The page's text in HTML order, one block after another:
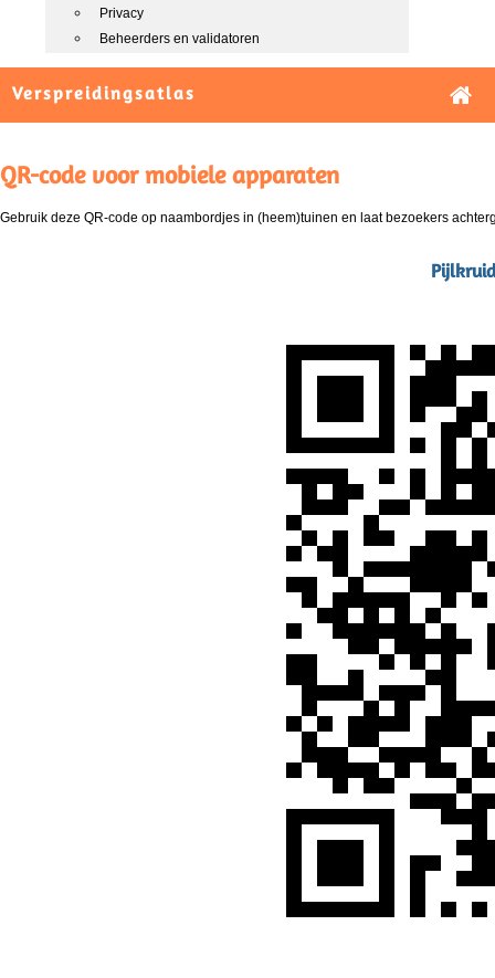
Privacy
Beheerders en validatoren
Verspreidingsatlas
QR-code voor mobiele apparaten
Gebruik deze QR-code op naambordjes in (heem)tuinen en laat bezoekers